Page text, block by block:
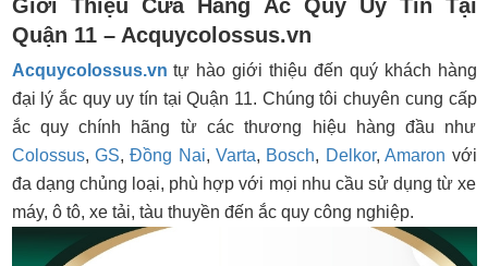
Giới Thiệu Cửa Hàng Ắc Quy Uy Tín Tại
Quận 11 – Acquycolossus.vn
Acquycolossus.vn tự hào giới thiệu đến quý khách hàng
đại lý ắc quy uy tín tại Quận 11. Chúng tôi chuyên cung cấp
ắc quy chính hãng từ các thương hiệu hàng đầu như
Colossus, GS,Đồng Nai, Varta, Bosch, Delkor,Amaron với
đa dạng chủng loại, phù hợp với mọi nhu cầu sử dụng từ xe
máy, ô tô, xe tải, tàu thuyền đến ắc quy công nghiệp.